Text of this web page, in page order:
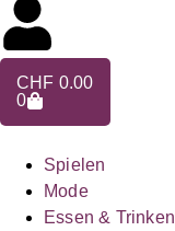
CHF 0.00
0
Spielen
Mode
Essen & Trinken